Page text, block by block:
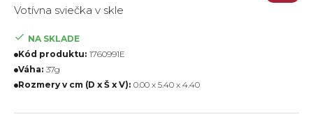
Votívna sviečka v skle
NA SKLADE
Kód produktu: 1760991E
Váha: 37g
Rozmery v cm (D x Š x V): 0.00 x 5.40 x 4.40